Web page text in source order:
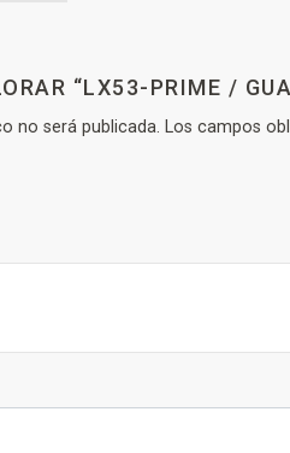
“LX53-PRIME /
no será publicada. Los campos